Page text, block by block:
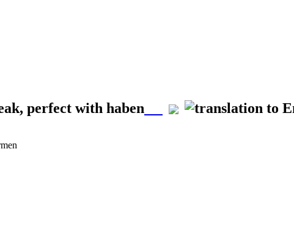
perfect with haben